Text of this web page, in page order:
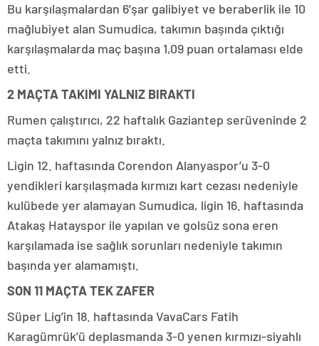
Bu karşılaşmalardan 6’şar galibiyet ve beraberlik ile 10
mağlubiyet alan Sumudica, takımın başında çıktığı
karşılaşmalarda maç başına 1,09 puan ortalaması elde
etti.
2 MAÇTA TAKIMI YALNIZ BIRAKTI
Rumen çalıştırıcı, 22 haftalık Gaziantep serüveninde 2
maçta takımını yalnız bıraktı.
Ligin 12. haftasında Corendon Alanyaspor’u 3-0
yendikleri karşılaşmada kırmızı kart cezası nedeniyle
kulübede yer alamayan Sumudica, ligin 16. haftasında
Atakaş Hatayspor ile yapılan ve golsüz sona eren
karşılamada ise sağlık sorunları nedeniyle takımın
başında yer alamamıştı.
SON 11 MAÇTA TEK ZAFER
Süper Lig’in 18. haftasında VavaCars Fatih
Karagümrük’ü deplasmanda 3-0 yenen kırmızı-siyahlı